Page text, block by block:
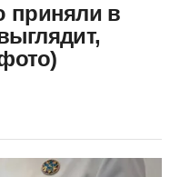
приняли в